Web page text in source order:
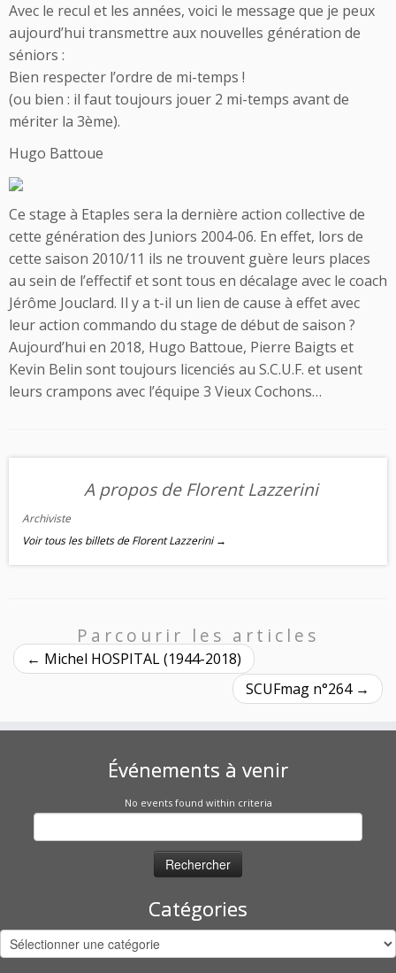
Avec le recul et les années, voici le message que je peux
aujourd’hui transmettre aux nouvelles génération de
séniors :
Bien respecter l’ordre de mi-temps !
(ou bien : il faut toujours jouer 2 mi-temps avant de
mériter la 3ème).
Hugo Battoue
Ce stage à Etaples sera la dernière action collective de
cette génération des Juniors 2004-06. En effet, lors de
cette saison 2010/11 ils ne trouvent guère leurs places
au sein de l’effectif et sont tous en décalage avec le coach
Jérôme Jouclard. Il y a t-il un lien de cause à effet avec
leur action commando du stage de début de saison ?
Aujourd’hui en 2018, Hugo Battoue, Pierre Baigts et
Kevin Belin sont toujours licenciés au S.C.U.F. et usent
leurs crampons avec l’équipe 3 Vieux Cochons…
A propos de Florent Lazzerini
Archiviste
Voir tous les billets de Florent Lazzerini →
Parcourir les articles
← Michel HOSPITAL (1944-2018)
SCUFmag n°264 →
Événements à venir
No events found within criteria
Rechercher :
Catégories
Catégories